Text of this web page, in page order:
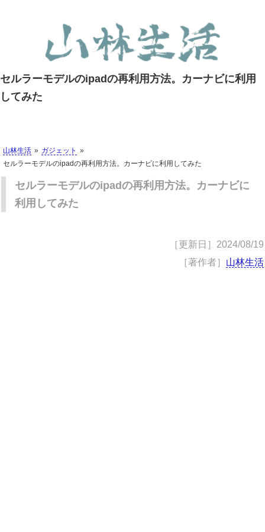
セルラーモデルのipadの再利用方法。カーナビに利用
してみた
山林生活
ガジェット
セルラーモデルのipadの再利用方法。カーナビに利用してみた
セルラーモデルのipadの再利用方法。カーナビに
利用してみた
［更新日］ 2024/08/19
［著作者］ 山林生活